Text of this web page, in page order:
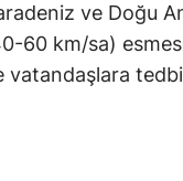
ve Doğu
60 km/sa)
vatandaşlara